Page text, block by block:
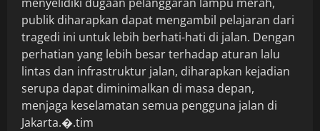
publik diharapkan dapat mengambil pelajaran dari
tragedi ini untuk lebih berhati-hati di jalan. Dengan
perhatian yang lebih besar terhadap aturan lalu
lintas dan infrastruktur jalan, diharapkan kejadian
serupa dapat diminimalkan di masa depan,
menjaga keselamatan semua pengguna jalan di
Jakarta.�.tim